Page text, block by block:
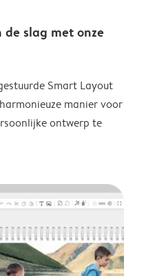
slag met onze
Smart Layout
manier voor
ontwerp te